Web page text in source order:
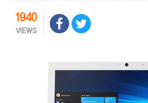
1940
VIEWS